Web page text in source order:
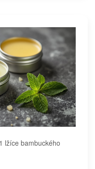
lžíce bambuckého